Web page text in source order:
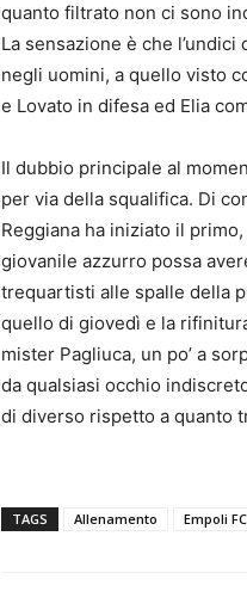
quanto filtrato non ci sono
La sensazione è che
negli uomini, a quello visto
e Lovato in difesa ed Elia
Il dubbio principale al
per via della squalifica. Di
Reggiana ha iniziato il
giovanile azzurro possa
trequartisti alle spalle della
quello di giovedì e la
mister Pagliuca, un po’ a
da qualsiasi occhio
di diverso rispetto a quanto
TAGS Allenamento Empoli FC